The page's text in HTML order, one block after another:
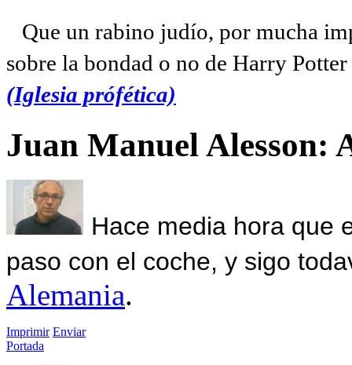
Que un rabino judío, por mucha
sobre la bondad o no de Harry
(Iglesia prófética)
Juan Manuel Alesson:
Hace media hora que
paso con el coche, y sigo
Alemania.
Imprimir Enviar
Portada